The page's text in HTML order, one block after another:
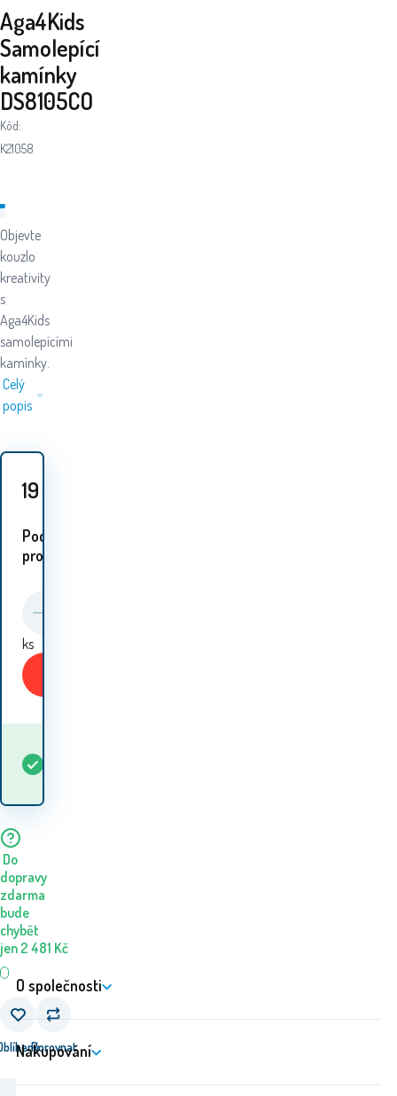
Aga4Kids
Samolepící
kamínky
DS8105CO
Kód:
K21058
Objevte
kouzlo
kreativity
s
Aga4Kids
samolepícími
kamínky.
Celý
popis
19
Podobné
proudukty:
ks
Do
dopravy
zdarma
bude
chybět
jen 2 481 Kč
Porovnat
O společnosti
Nakupování